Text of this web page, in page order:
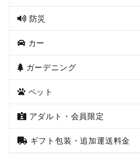
防災
カー
ガーデニング
ペット
アダルト・会員限定
ギフト包装・追加運送料金